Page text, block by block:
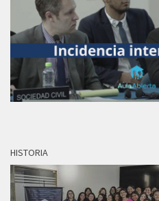
HISTORIA